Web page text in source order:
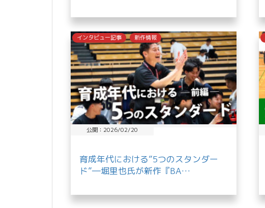
インタビュー記事 新作情報
公開：2026/02/20
育成年代における”5つのスタンダー
ド”―堀里也氏が新作『BA…